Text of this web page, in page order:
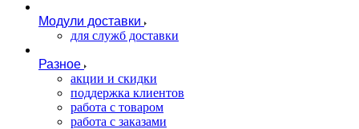
Модули доставки
для служб доставки
Разное
акции и скидки
поддержка клиентов
работа с товаром
работа с заказами